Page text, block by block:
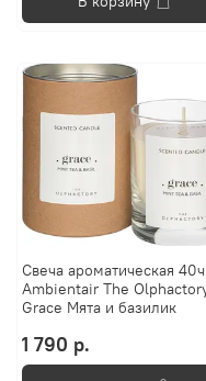
Свеча ароматическая 40ч
Ambientair The
Grace Мята и базилик
1 790 р.